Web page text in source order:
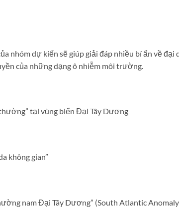
nhóm dự kiến sẽ giúp giải đáp nhiều bí ẩn về
của những dạng ô nhiễm môi trường.
tại vùng biển Đại Tây Dương
không gian”
nam Đại Tây Dương” (South Atlantic